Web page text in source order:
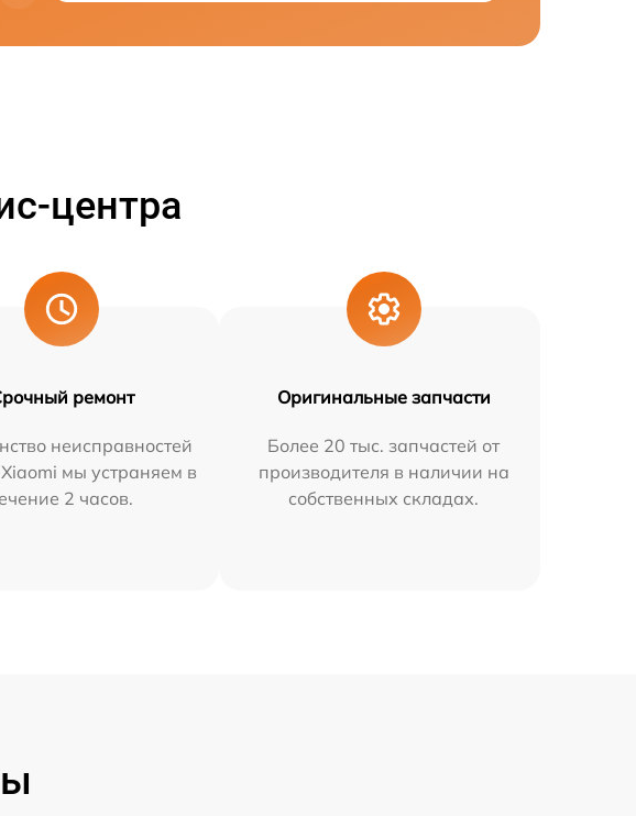
центра
ремонт
неисправностей
мы устраняем в
2 часов.
Оригинальные запчасти
Более 20 тыс. запчастей от
производителя в наличии на
собственных складах.